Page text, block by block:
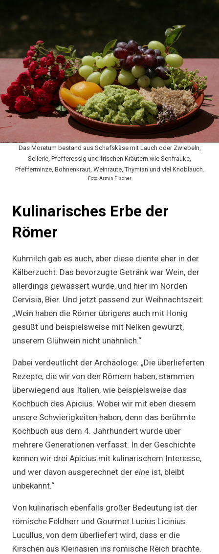
Das Moretum bestand aus Schafskäse mit Lauch oder Zwiebeln,
Sellerie, Pfefferessig und frischen Kräutern wie Senfrauke,
Pfefferminze, Bohnenkraut, Weinraute, Thymian und viel Knoblauch.
Foto: Armin Fischer
Kulinarisches Erbe der
Römer
Kuhmilch gab es auch, aber diese diente eher in der
Kälberzucht. Das bevorzugte Getränk war Wein, der
allerdings gewässert wurde, und hier im Norden
Cervisia, Bier. Und jetzt passend zur Weihnachtszeit:
„Wein haben die Römer übrigens auch mit Honig
gesüßt und beispielsweise mit Nelken gewürzt,
unserem Glühwein nicht unähnlich.“
Dabei verdeutlicht der Archäologe: „Die überlieferten
Rezepte, die wir von den Römern haben, stammen
überwiegend aus Italien, wie beispielsweise das
Kochbuch des Apicius. Wobei wir mit eben diesem
unsere Schwierigkeiten haben, denn das berühmte
Kochbuch aus dem 4. Jahrhundert wurde über
mehrere Generationen verfasst. In der Geschichte
kennen wir drei Apicius mit kulinarischem Interesse,
und wer davon ausgerechnet der eine ist, bleibt
unbekannt.“
Von kulinarisch ebenfalls großer Bedeutung ist der
römische Feldherr und Gourmet Lucius Licinius
Lucullus, von dem überliefert wird, dass er die
Kirschen aus Kleinasien ins römische Reich brachte.